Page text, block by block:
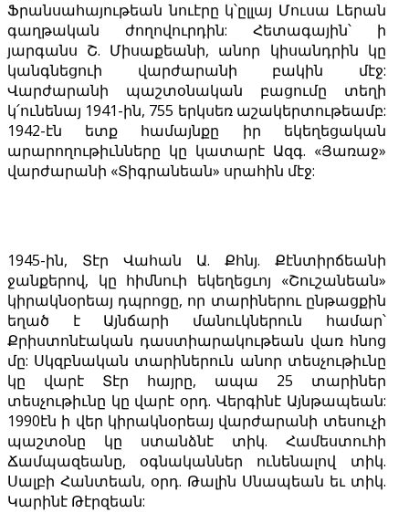
Ֆրանսահայութեան նուէրը կ՝ըլլայ Մուսա Լերան
գաղթական ժողովուրդին: Հետագային՝ ի
յարգանս Շ. Միսաքեանի, անոր կիսանդրին կը
կանգնեցուի վարժարանի բակին մէջ:
Վարժարանի պաշտօնական բացումը տեղի
կ՛ունենայ 1941-ին, 755 երկսեռ աշակերտութեամբ:
1942-էն ետք համայնքը իր եկեղեցական
արարողութիւնները կը կատարէ Ազգ. «Յառաջ»
վարժարանի «Տիգրանեան» սրահին մէջ:
1945-ին, Տէր Վահան Ա. Քհնյ. Քէնտիրճեանի
ջանքերով, կը հիմնուի եկեղեցւոյ «Շուշանեան»
կիրակնօրեայ դպրոցը, որ տարիներու ընթացքին
եղած է Այնճարի մանուկներուն համար՝
Քրիստոնէական դաստիարակութեան վառ հնոց
մը: Սկզբնական տարիներուն անոր տեսչութիւնը
կը վարէ Տէր հայրը, ապա 25 տարիներ
տեսչութիւնը կը վարէ օրդ. Վերգինէ Այնթապեան:
1990էն ի վեր կիրակնօրեայ վարժարանի տեսուչի
պաշտօնը կը ստանձնէ տիկ. Համեստուհի
Ճամպազեանը, օգնականներ ունենալով տիկ.
Սալբի Հանտեան, օրդ. Թալին Սնապեան եւ տիկ.
Կարինէ Թէրզեան: